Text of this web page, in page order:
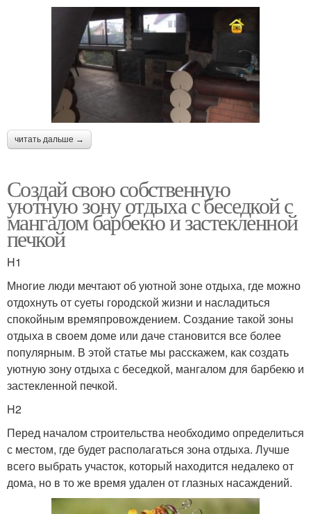
читать дальше →
Создай свою собственную
уютную зону отдыха с беседкой с
мангалом барбекю и застекленной
печкой
H1
Многие люди мечтают об уютной зоне отдыха, где можно
отдохнуть от суеты городской жизни и насладиться
спокойным времяпровождением. Создание такой зоны
отдыха в своем доме или даче становится все более
популярным. В этой статье мы расскажем, как создать
уютную зону отдыха с беседкой, мангалом для барбекю и
застекленной печкой.
H2
Перед началом строительства необходимо определиться
с местом, где будет располагаться зона отдыха. Лучше
всего выбрать участок, который находится недалеко от
дома, но в то же время удален от глазных насаждений.